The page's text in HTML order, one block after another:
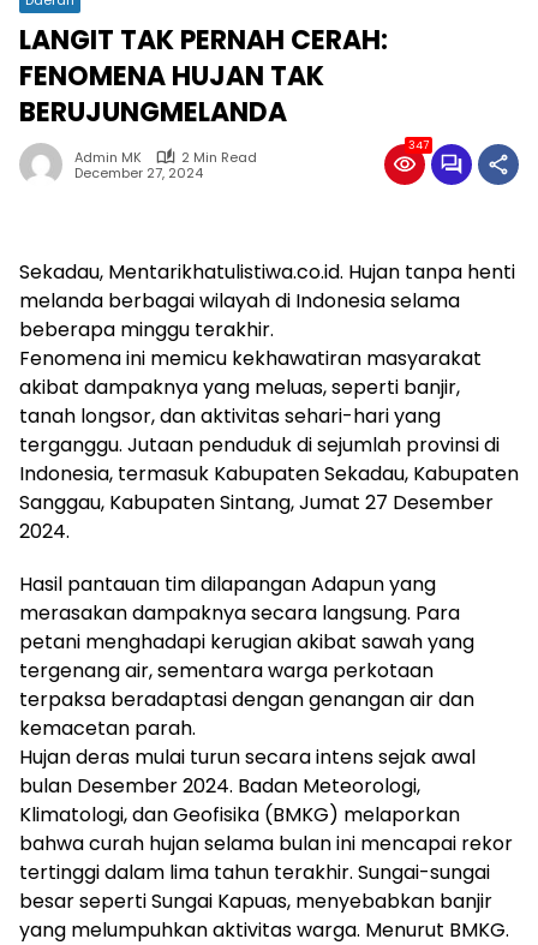
LANGIT TAK PERNAH CERAH:
FENOMENA HUJAN TAK
BERUJUNGMELANDA
Admin MK
2 Min Read
December 27, 2024
347
Sekadau, Mentarikhatulistiwa.co.id. Hujan tanpa henti
melanda berbagai wilayah di Indonesia selama
beberapa minggu terakhir.
Fenomena ini memicu kekhawatiran masyarakat
akibat dampaknya yang meluas, seperti banjir,
tanah longsor, dan aktivitas sehari-hari yang
terganggu. Jutaan penduduk di sejumlah provinsi di
Indonesia, termasuk Kabupaten Sekadau, Kabupaten
Sanggau, Kabupaten Sintang, Jumat 27 Desember
2024.
Hasil pantauan tim dilapangan Adapun yang
merasakan dampaknya secara langsung. Para
petani menghadapi kerugian akibat sawah yang
tergenang air, sementara warga perkotaan
terpaksa beradaptasi dengan genangan air dan
kemacetan parah.
Hujan deras mulai turun secara intens sejak awal
bulan Desember 2024. Badan Meteorologi,
Klimatologi, dan Geofisika (BMKG) melaporkan
bahwa curah hujan selama bulan ini mencapai rekor
tertinggi dalam lima tahun terakhir. Sungai-sungai
besar seperti Sungai Kapuas, menyebabkan banjir
yang melumpuhkan aktivitas warga. Menurut BMKG.